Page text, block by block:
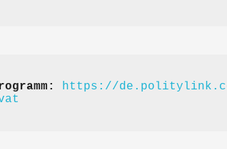
https://